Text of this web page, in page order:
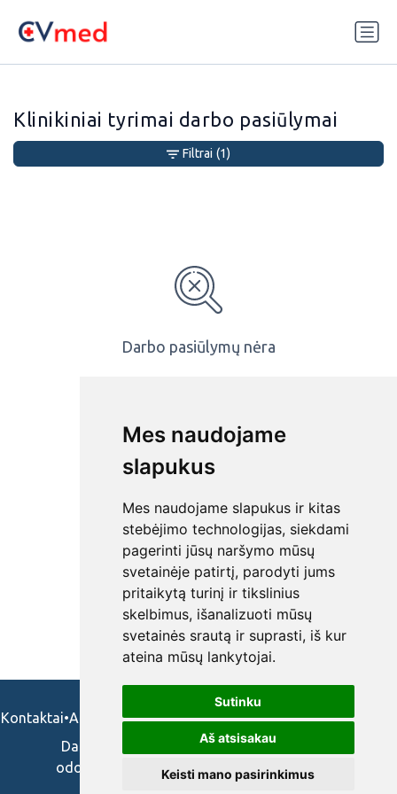
Mes naudojame
slapukus
Mes naudojame slapukus ir kitas
stebėjimo technologijas, siekdami
pagerinti jūsų naršymo mūsų
svetainėje patirtį, parodyti jums
pritaikytą turinį ir tikslinius
skelbimus, išanalizuoti mūsų
svetainės srautą ir suprasti, iš kur
ateina mūsų lankytojai.
Sutinku
Aš atsisakau
Keisti mano pasirinkimus
Klinikiniai tyrimai darbo pasiūlymai
Darbo pasiūlymų nėra
Filtrai (1)
Kontaktai•Apie mus•Naudojimosi taisykės•Privatumo politika
Darbo skelbimai ir pasiūlymai: gydytojams,
odontologams, slaugytojams, veterinarams,